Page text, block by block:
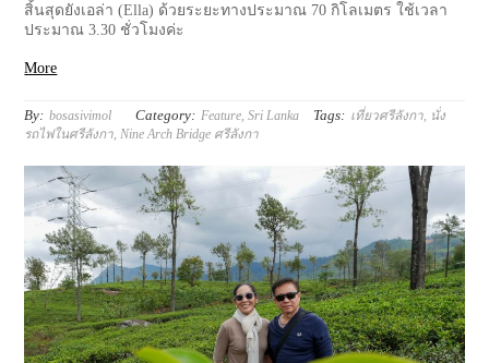
สิ้นสุดยังเอล่า (Ella) ด้วยระยะทางประมาณ 70 กิโลเมตร ใช้เวลา
ประมาณ 3.30 ชั่วโมงค่ะ
More
By: bosasivimol Category: Feature ,Sri Lanka Tags: เที่ยวศรีลังกา, นั่ง
รถไฟในศรีลังกา Nine Arch Bridge ศรีลังกา